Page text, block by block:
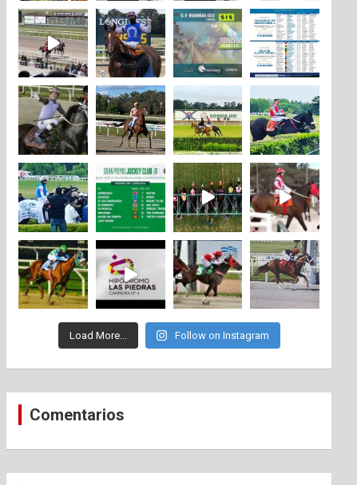
Load More... Follow on Instagram
Comentarios